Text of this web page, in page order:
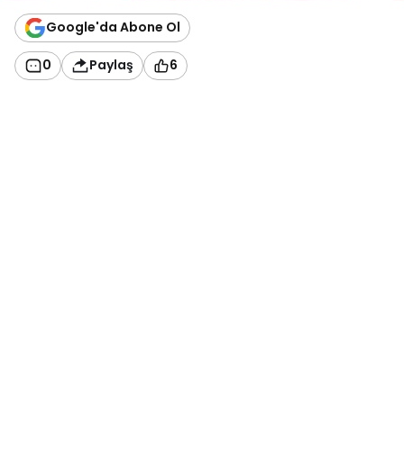
Google'da Abone Ol
0 Paylaş 6